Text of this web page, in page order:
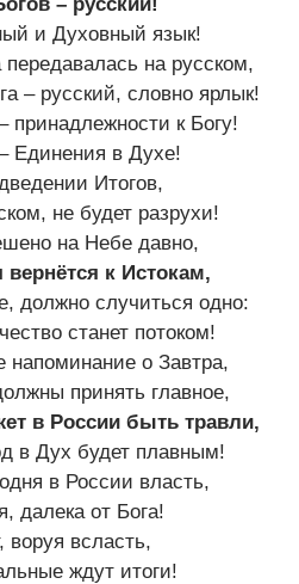
и Духовный язык!
передавалась на русском,
– русский, словно ярлык!
принадлежности к Богу!
Единения в Духе!
Итогов,
не будет разрухи!
на Небе давно,
вернётся к Истокам,
должно случиться одно:
станет потоком!
напоминание о Завтра,
принять главное,
в России быть травли,
в Дух будет плавным!
в России власть,
далека от Бога!
воруя всласть,
ждут итоги!